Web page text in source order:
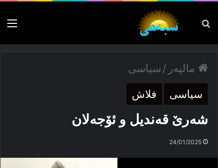
پەیدا بکە
مالپەر /سیاسی
سیاسی فلاش
شەرێ قەندیل و ئۆجەلان
24/01/2025